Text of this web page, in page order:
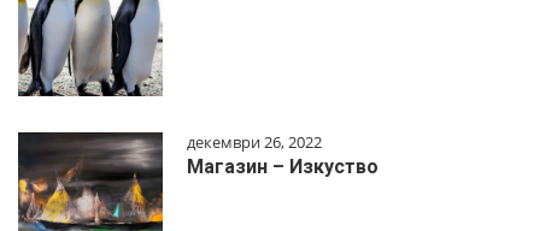
декември 26, 2022
Магазин – Изкуство